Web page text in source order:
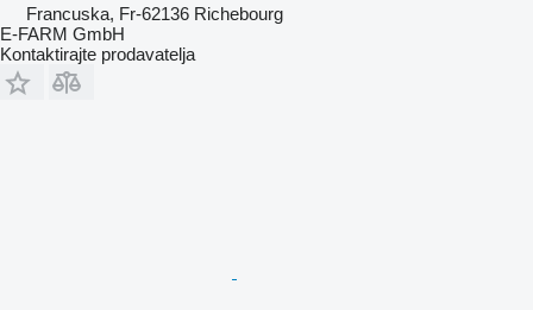
Francuska, Fr-62136 Richebourg
E-FARM GmbH
Kontaktirajte prodavatelja